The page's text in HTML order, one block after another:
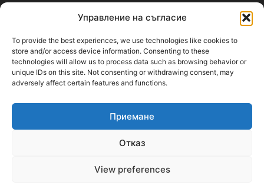
Управление на съгласие
To provide the best experiences, we use technologies like cookies to
store and/or access device information. Consenting to these
technologies will allow us to process data such as browsing behavior or
unique IDs on this site. Not consenting or withdrawing consent, may
adversely affect certain features and functions.
Приемане
Отказ
View preferences
ABOUT US
PlovdivDerby.com е първата пловдивска изцяло футболна
медия!
Свържи се с нас:plovdivderby.com@gmail.com
FOLLOW US